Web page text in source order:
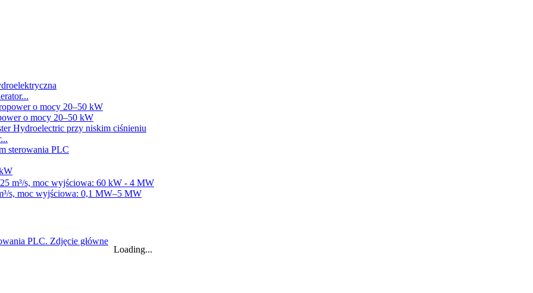
jonowy...
o stałym ostrzu Ka...
o mocy 20–50 kW
jonowy...
o stałym ostrzu Ka...
Loading...